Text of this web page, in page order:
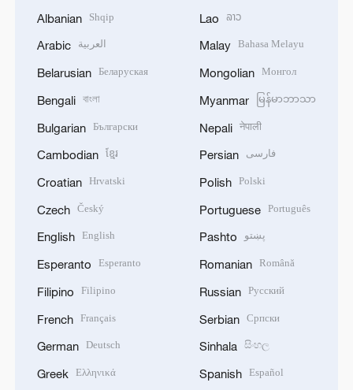
Albanian Shqip
Arabic العربية
Belarusian Беларуская
Bengali বাংলা
Bulgarian Български
Cambodian ខ្មែរ
Croatian Hrvatski
Czech Český
English English
Esperanto Esperanto
Filipino Filipino
French Français
German Deutsch
Greek Ελληνικά
Lao ລາວ
Malay Bahasa Melayu
Mongolian Монгол
Myanmar မြန်မာဘာသာ
Nepali नेपाली
Persian فارسی
Polish Polski
Portuguese Português
Pashto پښتو
Romanian Română
Russian Русский
Serbian Српски
Sinhala සිංහල
Spanish Español